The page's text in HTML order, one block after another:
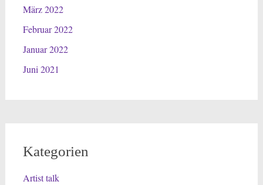
März 2022
Februar 2022
Januar 2022
Juni 2021
Kategorien
Artist talk